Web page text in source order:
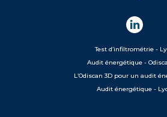
Test d’infiltrométrie -
Audit énergétique -
L’Odiscan 3D pour un audit
Audit énergétique -